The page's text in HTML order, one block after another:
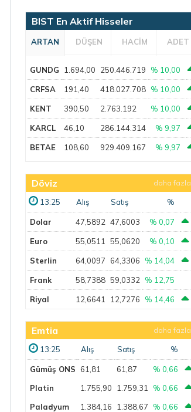
BIST En Aktif Hisseler
ARTAN DÜŞEN HACİM ADET
GUNDG 1.694,00 250.446.719 % 10,00
CRFSA 191,40 418.027.708 % 10,00
KENT 390,50 2.763.192 % 10,00
KARCL 46,10 286.144.314 % 9,97
BETAE 108,60 929.409.167 % 9,97
Döviz daha fazla
13:25 Alış Satış %
Dolar 47,5892 47,6003 % 0,07
Euro 55,0511 55,0620 % 0,10
Sterlin 64,0097 64,3306 % 14,04
Frank 58,7388 59,0332 % 12,75
Riyal 12,6641 12,7276 % 14,46
Emtia daha fazla
13:25 Alış Satış %
Gümüş ONS 61,81 61,87
% 0,66
Platin
1.755,90 1.759,31
% 0,66
Paladyum
1.384,16 1.388,67
% 0,66